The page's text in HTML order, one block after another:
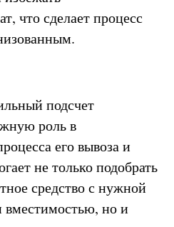
что сделает процесс
подсчет
роль в
его вывоза и
не только подобрать
средство с нужной
вместимостью, но и